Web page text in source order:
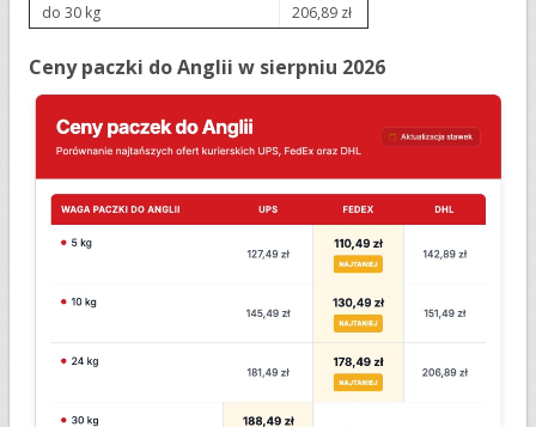
do 30 kg
206,89 zł
Ceny paczki do Anglii w sierpniu 2026